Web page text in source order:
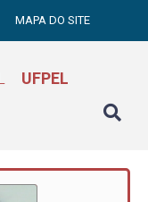
MAPA DO SITE
UFPEL